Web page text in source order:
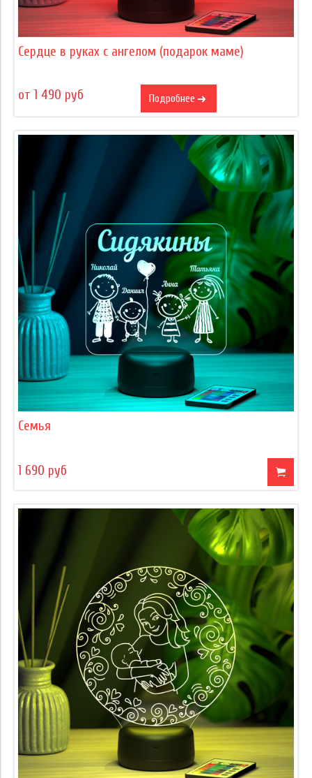
Сердце в руках с ангелом (подарок маме)
от 1 490 руб Подробнее
Семья
1 690 руб